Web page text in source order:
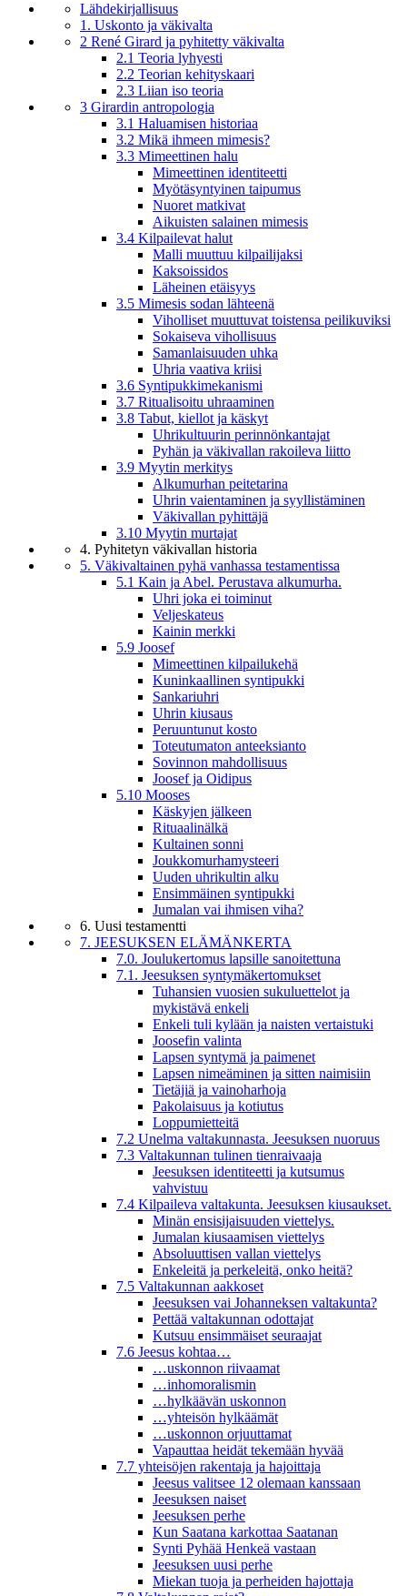
Lähdekirjallisuus
1. Uskonto ja väkivalta
2 René Girard ja pyhitetty väkivalta
2.1 Teoria lyhyesti
2.2 Teorian kehityskaari
2.3 Liian iso teoria
3 Girardin antropologia
3.1 Haluamisen historiaa
3.2 Mikä ihmeen mimesis?
3.3 Mimeettinen halu
Mimeettinen identiteetti
Myötäsyntyinen taipumus
Nuoret matkivat
Aikuisten salainen mimesis
3.4 Kilpailevat halut
Malli muuttuu kilpailijaksi
Kaksoissidos
Läheinen etäisyys
3.5 Mimesis sodan lähteenä
Viholliset muuttuvat toistensa peilikuviksi
Sokaiseva vihollisuus
Samanlaisuuden uhka
Uhria vaativa kriisi
3.6 Syntipukkimekanismi
3.7 Ritualisoitu uhraaminen
3.8 Tabut, kiellot ja käskyt
Uhrikultuurin perinnönkantajat
Pyhän ja väkivallan rakoileva liitto
3.9 Myytin merkitys
Alkumurhan peitetarina
Uhrin vaientaminen ja syyllistäminen
Väkivallan pyhittäjä
3.10 Myytin murtajat
4. Pyhitetyn väkivallan historia
5. Väkivaltainen pyhä vanhassa testamentissa
5.1 Kain ja Abel. Perustava alkumurha.
Uhri joka ei toiminut
Veljeskateus
Kainin merkki
5.9 Joosef
Mimeettinen kilpailukehä
Kuninkaallinen syntipukki
Sankariuhri
Uhrin kiusaus
Peruuntunut kosto
Toteutumaton anteeksianto
Sovinnon mahdollisuus
Joosef ja Oidipus
5.10 Mooses
Käskyjen jälkeen
Rituaalinälkä
Kultainen sonni
Joukkomurhamysteeri
Uuden uhrikultin alku
Ensimmäinen syntipukki
Jumalan vai ihmisen viha?
6. Uusi testamentti
7. JEESUKSEN ELÄMÄNKERTA
7.0. Joulukertomus lapsille sanoitettuna
7.1. Jeesuksen syntymäkertomukset
Tuhansien vuosien sukuluettelot ja
mykistävä enkeli
Enkeli tuli kylään ja naisten vertaistuki
Joosefin valinta
Lapsen syntymä ja paimenet
Lapsen nimeäminen ja sitten naimisiin
Tietäjiä ja vainoharhoja
Pakolaisuus ja kotiutus
Loppumietteitä
7.2 Unelma valtakunnasta. Jeesuksen nuoruus
7.3 Valtakunnan tulinen tienraivaaja
Jeesuksen identiteetti ja kutsumus
vahvistuu
7.4 Kilpaileva valtakunta. Jeesuksen kiusaukset.
Minän ensisijaisuuden viettelys.
Jumalan kiusaamisen viettelys
Absoluuttisen vallan viettelys
Enkeleitä ja perkeleitä, onko heitä?
7.5 Valtakunnan aakkoset
Jeesuksen vai Johanneksen valtakunta?
Pettää valtakunnan odottajat
Kutsuu ensimmäiset seuraajat
7.6 Jeesus kohtaa…
…uskonnon riivaamat
…inhomoralismin
…hylkäävän uskonnon
…yhteisön hylkäämät
…uskonnon orjuuttamat
Vapauttaa heidät tekemään hyvää
7.7 yhteisöjen rakentaja ja hajoittaja
Jeesus valitsee 12 olemaan kanssaan
Jeesuksen naiset
Jeesuksen perhe
Kun Saatana karkottaa Saatanan
Synti Pyhää Henkeä vastaan
Jeesuksen uusi perhe
Miekan tuoja ja perheiden hajottaja